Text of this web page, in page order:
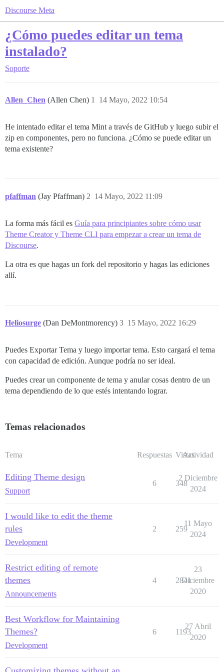
Discourse Meta
¿Cómo puedes editar un tema
instalado?
Soporte
Allen_Chen (Allen Chen) 14 Mayo, 2022 10:54
1
He intentado editar el tema Mint a través de GitHub y luego subir el
zip en componentes, pero no funciona. ¿Cómo se puede editar un
tema existente?
pfaffman (Jay Pfaffman) 14 Mayo, 2022 11:09
2
La forma más fácil es Guía para principiantes sobre cómo usar
Theme Creator y Theme CLI para empezar a crear un tema de
Discourse.
La otra es que hagas un fork del repositorio y hagas las ediciones
allí.
Heliosurge (Dan DeMontmorency) 15 Mayo, 2022 16:29
3
Puedes Exportar Tema y luego importar tema. Esto cargará el tema
con capacidad de edición. Aunque podría no ser ideal.
Puedes crear un componente de tema y anular cosas dentro de un
tema dependiendo de lo que estés intentando lograr.
Temas relacionados
Tema Respuestas Vistas
Actividad
Editing Theme design
Support
6 348
2 Diciembre
2024
I would like to edit the theme
rules
Development
2 259
11 Mayo
2024
Restrict editing of remote
themes
Announcements
4 2841
23
Diciembre
2020
Best Workflow for Maintaining
Themes?
Development
6 1193
27 Abril
2020